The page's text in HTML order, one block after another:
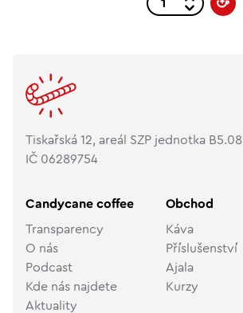
Tiskařská 12, areál SZP jednotka B5.08
IČ 06289754
Candycane coffee
Transparency
O nás
Podcast
Kde nás najdete
Aktuality
Obchod
Káva
Příslušenství
Ajala
Kurzy